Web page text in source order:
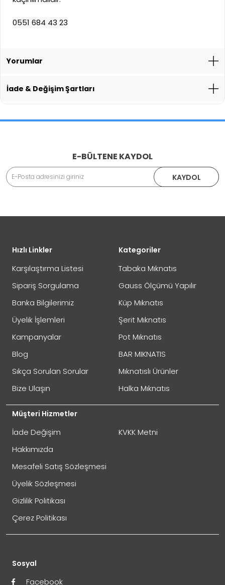
0551 684 43 23
Yorumlar
Adınız Soyadınız
Yorumunuz
Not:HTML'e dönüştürülmez!
Oylama
Kötü
İade & Değişim Şartları
İade veya Değişim İşlemini Nasıl Yapabilirim?
DEĞİŞİM
İade Gönderimi Nasıl Yapılır?
E-BÜLTENE KAYDOL
KAYDOL
Hızlı Linkler
Karşılaştırma Listesi
Sipariş Sorgulama
Banka Bilgilerimiz
Üyelik İşlemleri
Kampanyalar
Blog
Sıkça Sorulan Sorular
Bize Ulaşın
Müşteri Hizmetler
İade Değişim
Hakkımızda
Mesafeli Satış Sözleşmesi
Üyelik Sözleşmesi
Gizlilik Politikası
Çerez Politikası
KVKK Metni
Kategoriler
Tabaka Mıknatıs
Gauss Ölçümü Yapılır
Küp Mıknatıs
Şerit Mıknatıs
Pot Mıknatıs
BAR MIKNATIS
Mıknatıslı Ürünler
Halka Mıknatıs
Sosyal
Facebook